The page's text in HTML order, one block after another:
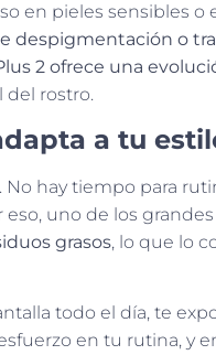
en pieles sensibles
despigmentación o
2 ofrece una
del rostro.
a tu
No hay tiempo para
uno de los
grasos, lo que lo
todo el día, te
en tu rutina, y